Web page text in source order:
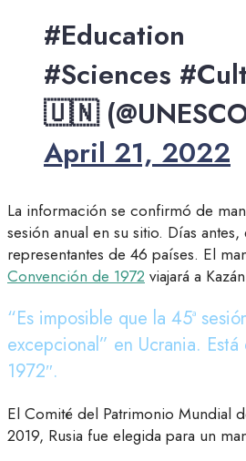
#Education
#Sciences
🇺🇳
April 21, 2022
La información se confirmó de
sesión anual en su sitio. Días
representantes de 46 países. El
Convención de 1972 viajará a
“Es imposible que la 45ª
excepcional” en Ucrania.
1972″.
El Comité del Patrimonio Mundial
2019, Rusia fue elegida para un